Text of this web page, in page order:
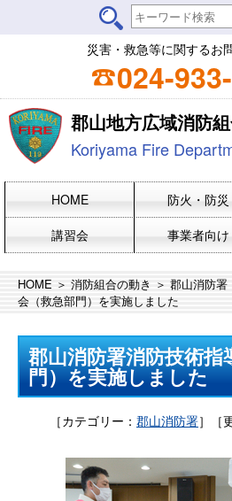
災害・救急等に関するお
024-
郡山地方広域消防
Koriyama Fire
HOME 防火・防災
講習会
事業者向け
HOME ＞ 消防組合の動き ＞ 郡山消防署
会（救急部門）を実施しました
郡山消防署消防技術指
門）を実施しました
［カテゴリー： 郡山消防署］［